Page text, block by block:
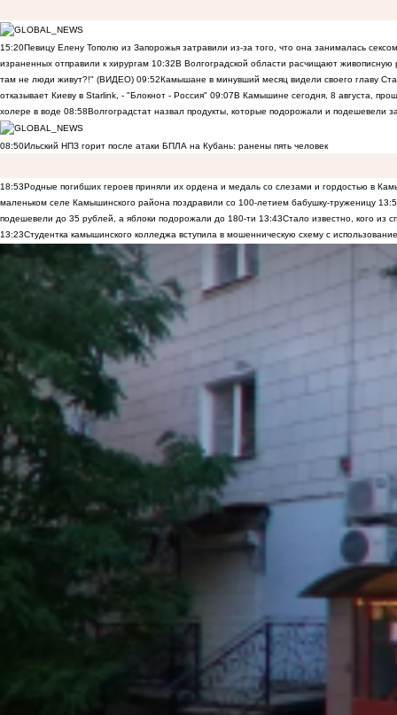
15:20Певицу Елену Тополю из Запорожья затравили из-за того, что она занималась
израненных отправили к хирургам 10:32В Волгоградской области расчищают
там не люди живут?!" (ВИДЕО) 09:52Камышане в минувший месяц видели своего главу
отказывает Киеву в Starlink, - "Блокнот - Россия" 09:07В Камышине сегодня, 8 августа,
холере в воде 08:58Волгоградстат назвал продукты, которые подорожали и подешевели
08:50Ильский НПЗ горит после атаки БПЛА на Кубань: ранены пять человек
18:53Родные погибших героев приняли их ордена и медаль со слезами и гордостью в
маленьком селе Камышинского района поздравили со 100-летием бабушку-труженицу
подешевели до 35 рублей, а яблоки подорожали до 180-ти 13:43Стало известно, кого из
13:23Студентка камышинского колледжа вступила в мошенническую схему с